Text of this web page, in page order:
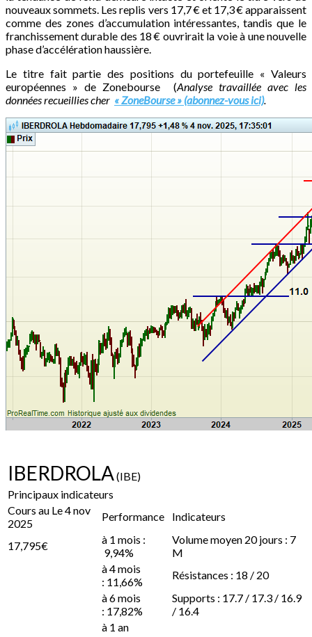
nouveaux sommets. Les replis vers 17,7 € et 17,3 € apparaissent
comme des zones d’accumulation intéressantes, tandis que le
franchissement durable des 18 € ouvrirait la voie à une nouvelle
phase d’accélération haussière.
Le titre fait partie des positions du portefeuille « Valeurs
européennes » de Zonebourse (Analyse travaillée avec les
données recueillies cher « ZoneBourse » (abonnez-vous ici).
IBERDROLA(IBE)
Principaux indicateurs
Cours au Le 4 nov
2025
Performance Indicateurs
17,795€
à 1 mois :
9,94%
Volume moyen 20 jours : 7
M
à 4 mois
: 11,66%
Résistances : 18 / 20
à 6 mois
: 17,82%
Supports : 17.7 / 17.3 / 16.9
/ 16.4
à 1 an